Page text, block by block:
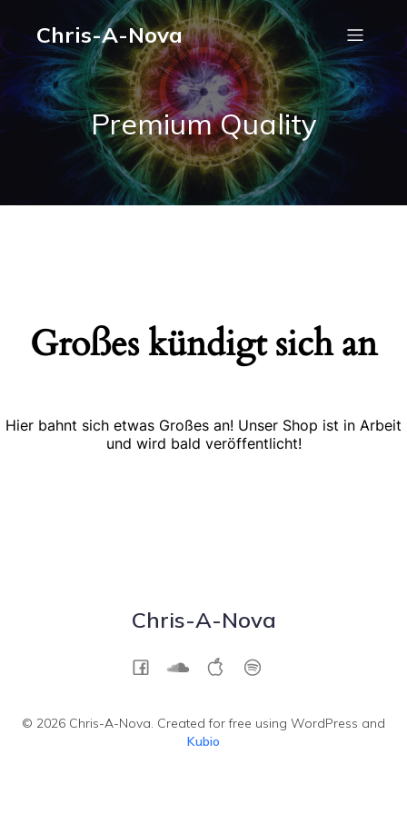
Chris-A-Nova
Premium Quality
Großes kündigt sich an
Hier bahnt sich etwas Großes an! Unser Shop ist in Arbeit
und wird bald veröffentlicht!
Chris-A-Nova
© 2026 Chris-A-Nova. Created for free using WordPress and
Kubio